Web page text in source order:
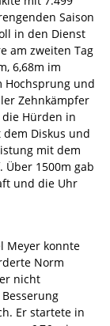
Saison
in den Dienst
am zweiten Tag
6,68m im
Hochsprung und
Zehnkämpfer
Hürden in
dem Diskus und
mit dem
Über 1500m gab
und die Uhr
Meyer konnte
Norm
nicht
Er startete in